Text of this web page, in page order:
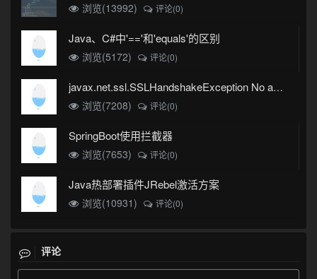
浏览(13992)
评论(0)
Java、C#中'=='和'equals'的区别
浏览(5172) 评论(0)
javax.net.ssl.SSLHandshakeException No appropriate protocol (protocol is disabled or cipher suites are inappropriate)错误
浏览(7208)
评论(0)
SpringBoot使用拦截器
浏览(7653) 评论(0)
Java热部署插件JRebel激活方案
浏览(10931) 评论(0)
评论